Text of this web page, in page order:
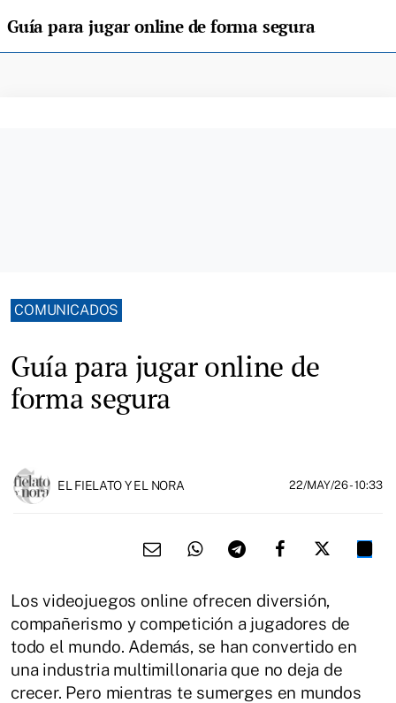
Guía para jugar online de forma segura
COMUNICADOS
Guía para jugar online de
forma segura
EL FIELATO Y EL NORA 22/MAY/26- 10:33
Los videojuegos online ofrecen diversión,
compañerismo y competición a jugadores de
todo el mundo. Además, se han convertido en
una industria multimillonaria que no deja de
crecer. Pero mientras te sumerges en mundos